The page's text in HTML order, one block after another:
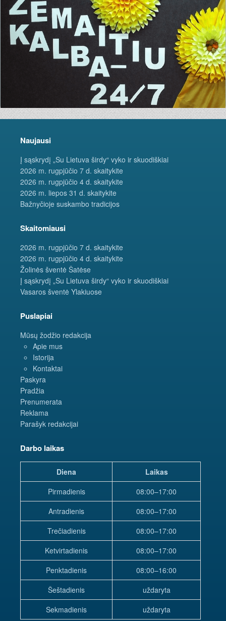
Naujausi
Į sąskrydį „Su Lietuva širdy“ vyko ir skuodiškiai
2026 m. rugpjūčio 7 d. skaitykite
2026 m. rugpjūčio 4 d. skaitykite
2026 m. liepos 31 d. skaitykite
Bažnyčioje suskambo tradicijos
Skaitomiausi
2026 m. rugpjūčio 7 d. skaitykite
2026 m. rugpjūčio 4 d. skaitykite
Žolinės šventė Šatėse
Į sąskrydį „Su Lietuva širdy“ vyko ir skuodiškiai
Vasaros šventė Ylakiuose
Puslapiai
Mūsų žodžio redakcija
Apie mus
Istorija
Kontaktai
Paskyra
Pradžia
Prenumerata
Reklama
Parašyk redakcijai
Darbo laikas
Diena
Laikas
Pirmadienis
08:00–17:00
Antradienis
08:00–17:00
Trečiadienis
08:00–17:00
Ketvirtadienis
08:00–17:00
Penktadienis
08:00–16:00
Šeštadienis
uždaryta
Sekmadienis
uždaryta